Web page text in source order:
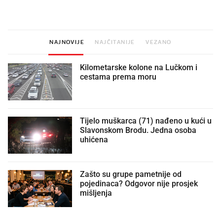
NAJNOVIJE NAJČITANIJE VEZANO
Kilometarske kolone na Lučkom i
cestama prema moru
Tijelo muškarca (71) nađeno u kući u
Slavonskom Brodu. Jedna osoba
uhićena
Zašto su grupe pametnije od
pojedinaca? Odgovor nije prosjek
mišljenja